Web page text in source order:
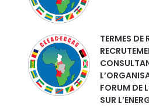
TERMES DE
FORUM DE
SUR